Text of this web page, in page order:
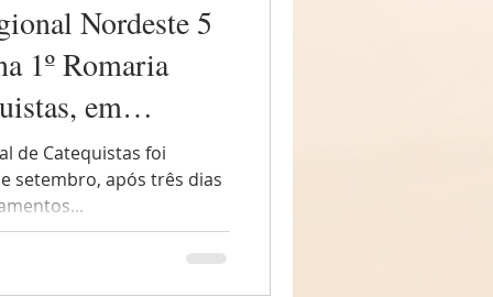
Nordeste 5
1º Romaria
em
de Catequistas foi
setembro, após três dias